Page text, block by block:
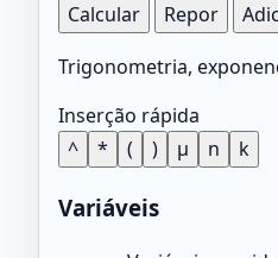
Calcular
Repor
Trigonometria,
Inserção rápida
^
* ( ) μ n k
Variáveis